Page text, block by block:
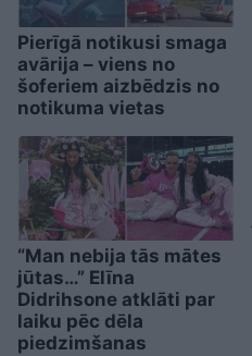
Pierīgā notikusi smaga
avārija – viens no
šoferiem aizbēdzis no
notikuma vietas
“Man nebija tās mātes
jūtas…” Elīna
Didrihsone atklāti par
laiku pēc dēla
piedzimšanas